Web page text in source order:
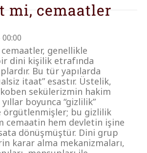
mi, cemaatler
genellikle
dini kişilik etrafında
Bu tür yapılarda
itaat” esastır. Üstelik,
sekülerizmin hakim
boyunca “gizlilik”
örgütlenmişler; bu gizlilik
cemaatin hem devletin işine
dönüşmüştür. Dini grup
karar alma mekanizmaları,